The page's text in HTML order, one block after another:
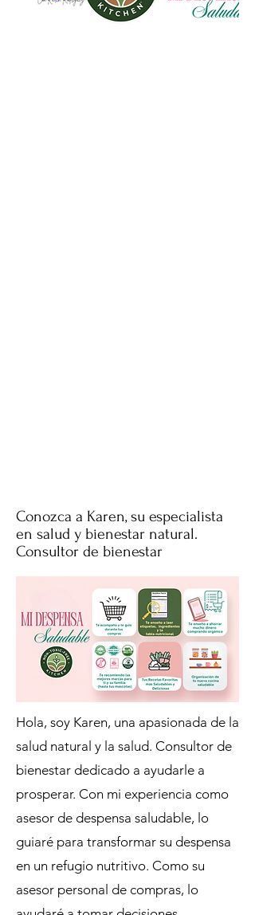
Conozca a Karen, su especialista
en salud y bienestar natural.
Consultor de bienestar
Hola, soy Karen, una apasionada de la
salud natural y la salud. Consultor de
bienestar dedicado a ayudarle a
prosperar. Con mi experiencia como
asesor de despensa saludable, lo
guiaré para transformar su despensa
en un refugio nutritivo. Como su
asesor personal de compras, lo